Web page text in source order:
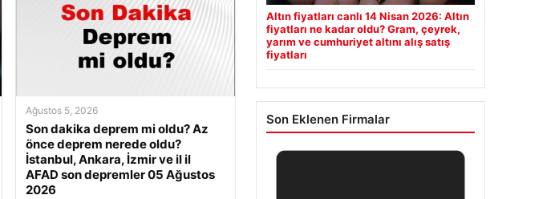
Ağustos 5, 2026
Son dakika deprem mi oldu? Az
önce deprem nerede oldu?
İstanbul, Ankara, İzmir ve il il
AFAD son depremler 05 Ağustos
2026
Altın fiyatları canlı 14 Nisan 2026: Altın
fiyatları ne kadar oldu? Gram, çeyrek,
yarım ve cumhuriyet altını alış satış
fiyatları
Son Eklenen Firmalar